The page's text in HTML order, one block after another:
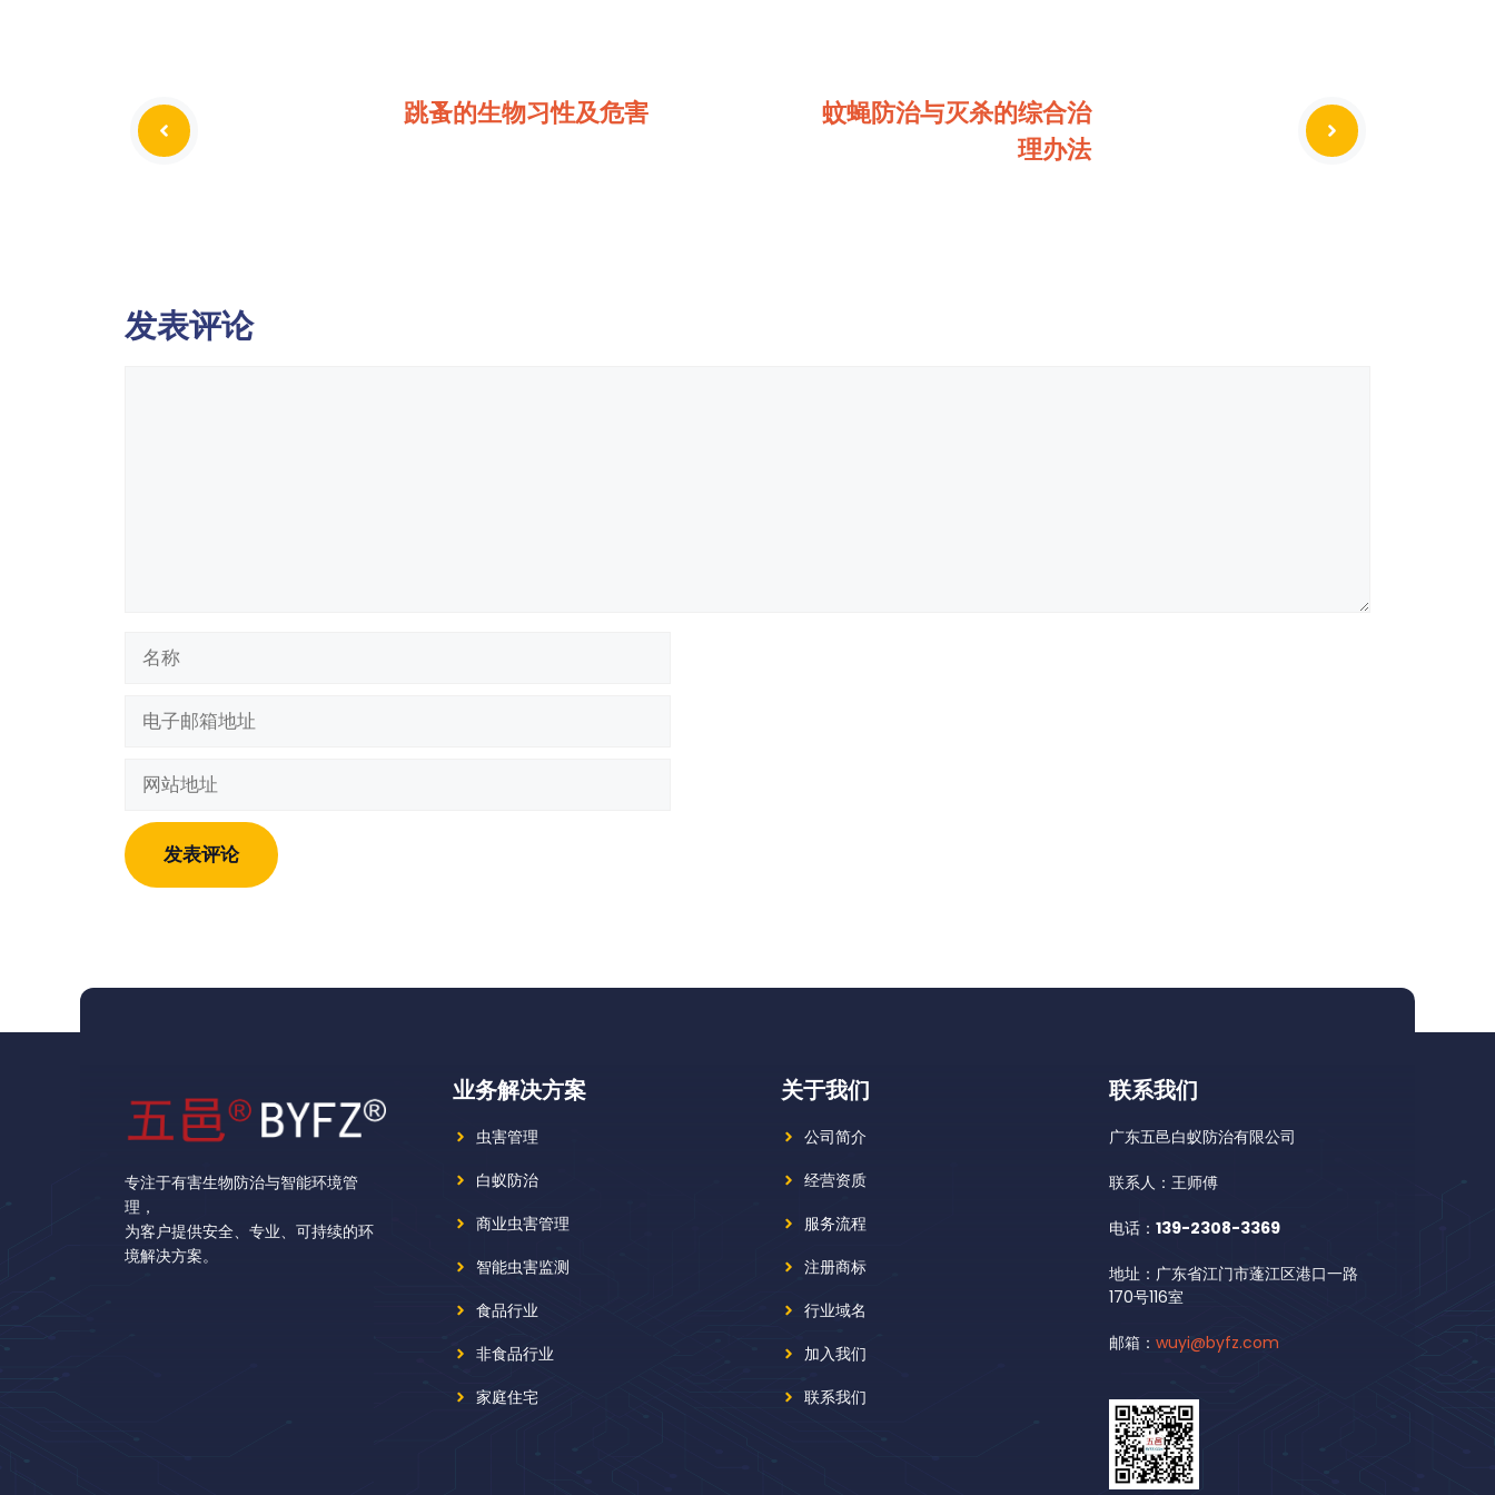
跳蚤的生物习性及危害
蚊蝇防治与灭杀的综合治
理办法
发表评论
址
地
址
专注于有害生物防治与智能环境管
理，
为客户提供安全、专业、可持续的环
境解决方案。
业务解决方案
虫害管理
白蚁防治
商业虫害管理
智能虫害监测
食品行业
非食品行业
家庭住宅
关于我们
公司简介
经营资质
服务流程
注册商标
行业域名
加入我们
联系我们
联系我们
广东五邑白蚁防治有限公司
联系人：王师傅
电话： 139-2308-3369
地址：广东省江门市蓬江区港口一路
170号116室
邮箱： wuyi@byfz.com